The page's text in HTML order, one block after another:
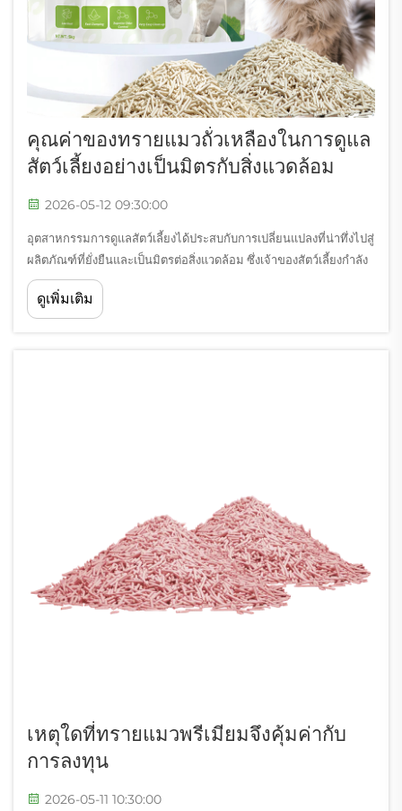
คุณค่าของทรายแมวถั่วเหลืองในการดูแล
สัตว์เลี้ยงอย่างเป็นมิตรกับสิ่งแวดล้อม
2026-05-12 09:30:00
อุตสาหกรรมการดูแลสัตว์เลี้ยงได้ประสบกับการเปลี่ยนแปลงที่น่าทึ่งไปสู่
ผลิตภัณฑ์ที่ยั่งยืนและเป็นมิตรต่อสิ่งแวดล้อม ซึ่งเจ้าของสัตว์เลี้ยงกำลัง
มองหาทางเลือกอื่นๆ มากขึ้นเรื่อยๆ เพื่อลดผลกระทบต่อสิ่งแวดล้อมให้
น้อยที่สุด ขณะเดียวกันก็รักษาประสิทธิภาพในการใช้งานไว้ในระดับสูง
ดูเพิ่มเติม
เหตุใดที่ทรายแมวพรีเมียมจึงคุ้มค่ากับ
การลงทุน
2026-05-11 10:30:00